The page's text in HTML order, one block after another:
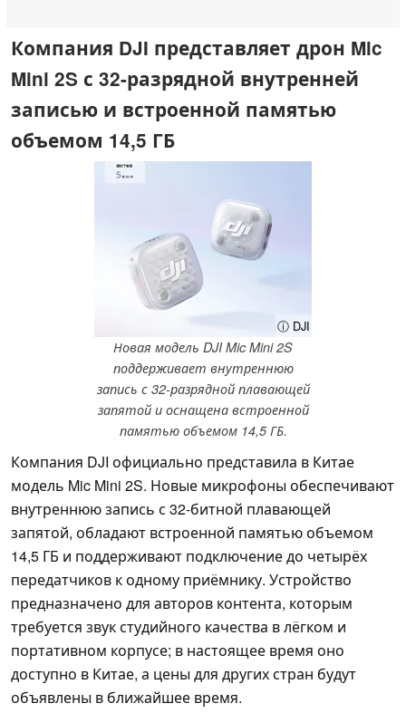
Компания DJI представляет дрон Mic
Mini 2S с 32-разрядной внутренней
записью и встроенной памятью
объемом 14,5 ГБ
ⓘ DJI
Новая модель DJI Mic Mini 2S
поддерживает внутреннюю
запись с 32-разрядной плавающей
запятой и оснащена встроенной
памятью объемом 14,5 ГБ.
Компания DJI официально представила в Китае
модель Mic Mini 2S. Новые микрофоны обеспечивают
внутреннюю запись с 32-битной плавающей
запятой, обладают встроенной памятью объемом
14,5 ГБ и поддерживают подключение до четырёх
передатчиков к одному приёмнику. Устройство
предназначено для авторов контента, которым
требуется звук студийного качества в лёгком и
портативном корпусе; в настоящее время оно
доступно в Китае, а цены для других стран будут
объявлены в ближайшее время.